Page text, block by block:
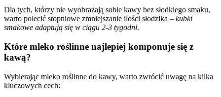
Dla tych, którzy nie wyobrażają sobie kawy bez słodkiego smaku,
warto polecić stopniowe zmniejszanie ilości słodzika – kubki
smakowe adaptują się w ciągu 2-3 tygodni.
Które mleko roślinne najlepiej komponuje się z
kawą?
Wybierając mleko roślinne do kawy, warto zwrócić uwagę na kilka
kluczowych cech: